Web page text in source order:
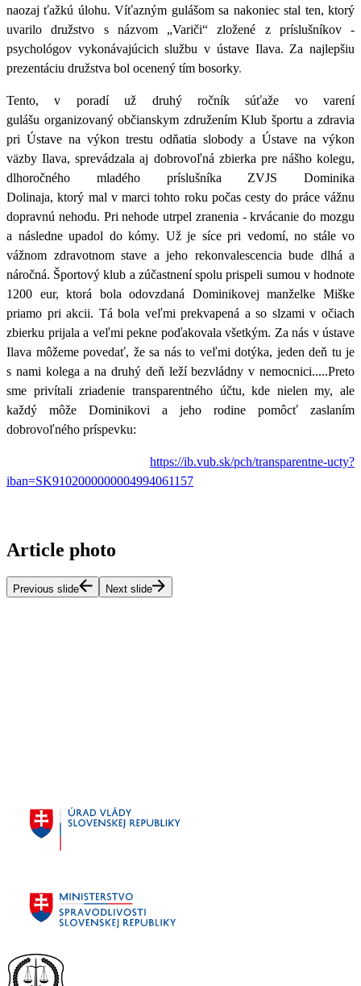
naozaj ťažkú úlohu. Víťazným gulášom sa nakoniec stal ten, ktorý
uvarilo družstvo s názvom „Variči“ zložené z príslušníkov -
psychológov vykonávajúcich službu v ústave Ilava. Za najlepšiu
prezentáciu družstva bol ocenený tím bosorky.
Tento, v poradí už druhý ročník súťaže vo varení
gulášu organizovaný občianskym združením Klub športu a zdravia
pri Ústave na výkon trestu odňatia slobody a Ústave na výkon
väzby Ilava,sprevádzala aj dobrovoľná zbierka pre nášho kolegu,
dlhoročného mladého príslušníka ZVJS Dominika
Dolinaja, ktorý mal v marci tohto roku počas cesty do práce vážnu
dopravnú nehodu. Pri nehode utrpel zranenia - krvácanie do mozgu
a následne upadol do kómy. Už je síce pri vedomí, no stále vo
vážnom zdravotnom stave a jeho rekonvalescencia bude dlhá a
náročná. Športový klub a zúčastnení spolu prispeli sumou v hodnote
1200 eur, ktorá bola odovzdaná Dominikovej manželke Miške
priamo pri akcii. Tá bola veľmi prekvapená a so slzami v očiach
zbierku prijala a veľmi pekne poďakovala všetkým. Za nás v ústave
Ilava môžeme povedať, že sa nás to veľmi dotýka, jeden deň tu je
s nami kolega a na druhý deň leží bezvládny v nemocnici.....Preto
sme privítali zriadenie transparentného účtu, kde nielen my, ale
každý môže Dominikovi a jeho rodine pomôcť zaslaním
dobrovoľného príspevku:
https://ib.vub.sk/pch/transparentne-ucty?
iban=SK9102000000004994061157
Article photo
Previous slide Next slide